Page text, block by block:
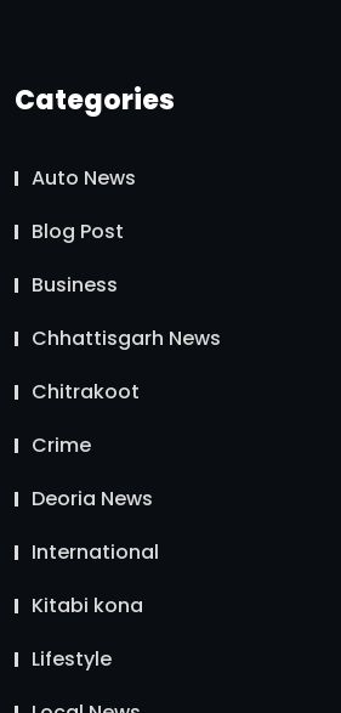
Categories
Auto News
Blog Post
Business
Chhattisgarh News
Chitrakoot
Crime
Deoria News
International
Kitabi kona
Lifestyle